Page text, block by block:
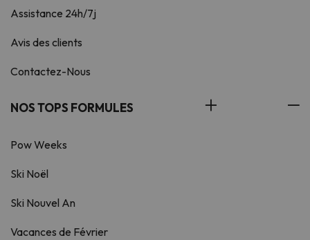
Assistance 24h/7j
Avis des clients
Contactez-Nous
NOS TOPS FORMULES
Pow Weeks
Ski Noël
Ski Nouvel An
Vacances de Février